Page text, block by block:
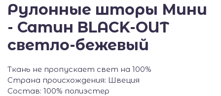
Рулонные шторы Мини
- Сатин BLACK-OUT
светло-бежевый
Ткань не пропускает свет на 100%
Страна происхождения: Швеция
Состав: 100% полиэстер